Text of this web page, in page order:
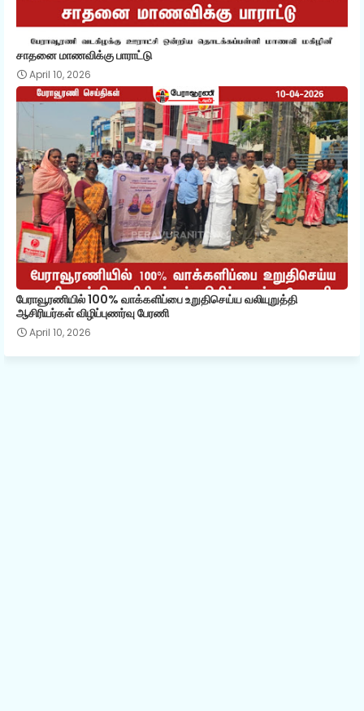
சாதனை மாணவிக்கு பாராட்டு
April 10, 2026
பேராவூரணியில் 100% வாக்களிப்பை உறுதிசெய்ய வலியுறுத்தி
ஆசிரியர்கள் விழிப்புணர்வு பேரணி
April 10, 2026